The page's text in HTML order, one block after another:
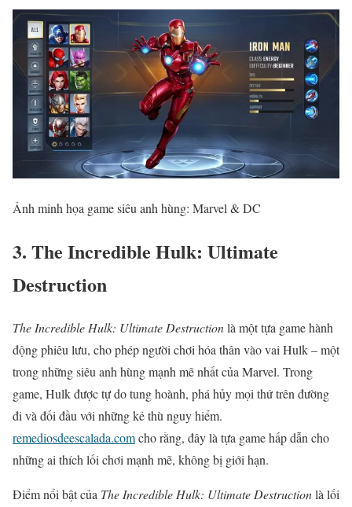
Ảnh minh họa game siêu anh hùng: Marvel & DC
3. The Incredible Hulk: Ultimate
Destruction
The Incredible Hulk: Ultimate Destructionlà một tựa game hành
động phiêu lưu, cho phép người chơi hóa thân vào vai Hulk – một
trong những siêu anh hùng mạnh mẽ nhất của Marvel. Trong
game, Hulk được tự do tung hoành, phá hủy mọi thứ trên đường
đi và đối đầu với những kẻ thù nguy hiểm.
remediosdeescalada.comcho rằng, đây là tựa game hấp dẫn cho
những ai thích lối chơi mạnh mẽ, không bị giới hạn.
Điểm nổi bật của The Incredible Hulk: Ultimate Destructionlà lối